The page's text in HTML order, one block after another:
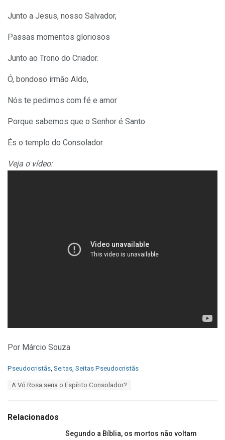
Junto a Jesus, nosso Salvador,
Passas momentos gloriosos
Junto ao Trono do Criador.
Ó, bondoso irmão Aldo,
Nós te pedimos com fé e amor
Porque sabemos que o Senhor é Santo
És o templo do Consolador.
Veja o vídeo:
Por Márcio Souza
C
o
r
Pseudocristãs, Seitas, Seitas Pseudocristãs
:
A Vó Rosa seria o Espírito Consolador?
Relacionados
Segundo a Bíblia, os mortos não voltam